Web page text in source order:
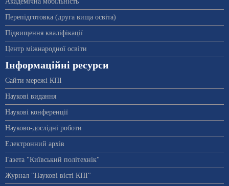
Перепідготовка (друга вища освіта)
Підвищення кваліфікації
Центр міжнародної освіти
Інформаційні ресурси
Сайти мережі КПІ
Наукові видання
Наукові конференції
Науково-дослідні роботи
Електронний архів
Газета "Київський політехнік"
Журнал "Наукові вісті КПІ"